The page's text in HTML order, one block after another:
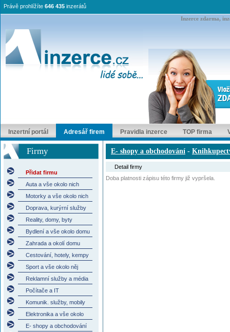
Inzerce zdarma,
Právě prohlížíte 646 435 inzerátů
Inzertní portál Adresář firem Pravidla inzerce TOP firma
Firmy
Přidat firmu
Auta a vše okolo nich
Motorky a vše okolo nich
Doprava, kurýrní služby
Reality, domy, byty
Bydlení a vše okolo domu
Zahrada a okolí domu
Cestování, hotely, kempy
Sport a vše okolo něj
Reklamní služby a média
Počítače a IT
Komunik. služby, mobily
Elektronika a vše okolo
E- shopy a obchodování
E- shopy a obchodování -
Detail firmy
Doba platnosti zápisu této firmy již vypršela.